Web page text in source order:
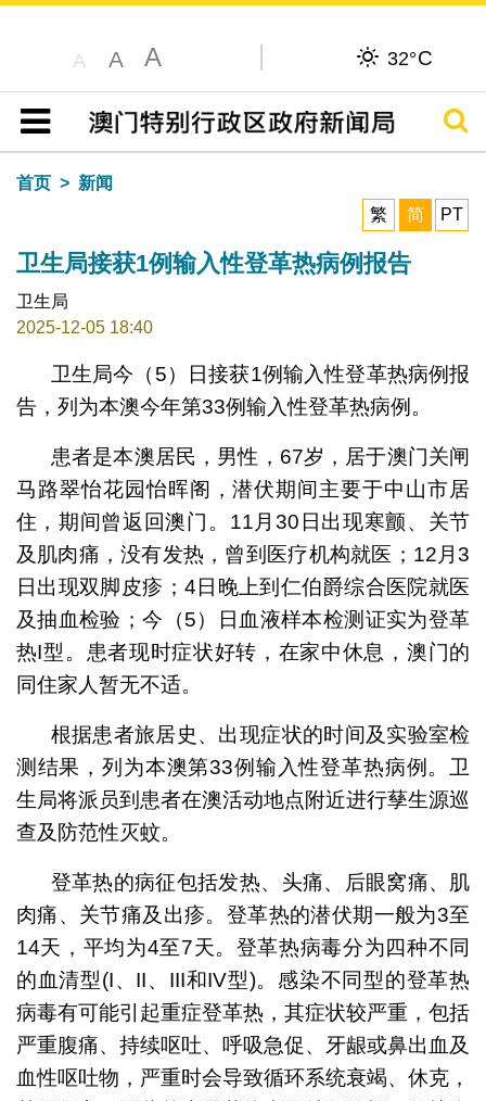
A A A 32°C
目录
搜寻
首页
新闻
繁
简 PT
卫生局接获1例输入性登革热病例报告
卫生局
2025-12-05 18:40
卫生局今（5）日接获1例输入性登革热病例报
告，列为本澳今年第33例输入性登革热病例。
患者是本澳居民，男性，67岁，居于澳门关闸
马路翠怡花园怡晖阁，潜伏期间主要于中山市居
住，期间曾返回澳门。11月30日出现寒颤、关节
及肌肉痛，没有发热，曾到医疗机构就医；12月3
日出现双脚皮疹；4日晚上到仁伯爵综合医院就医
及抽血检验；今（5）日血液样本检测证实为登革
热I型。患者现时症状好转，在家中休息，澳门的
同住家人暂无不适。
根据患者旅居史、出现症状的时间及实验室检
测结果，列为本澳第33例输入性登革热病例。卫
生局将派员到患者在澳活动地点附近进行孶生源巡
查及防范性灭蚊。
登革热的病征包括发热、头痛、后眼窝痛、肌
肉痛、关节痛及出疹。登革热的潜伏期一般为3至
14天，平均为4至7天。登革热病毒分为四种不同
的血清型(I、II、III和IV型)。感染不同型的登革热
病毒有可能引起重症登革热，其症状较严重，包括
严重腹痛、持续呕吐、呼吸急促、牙龈或鼻出血及
血性呕吐物，严重时会导致循环系统衰竭、休克，